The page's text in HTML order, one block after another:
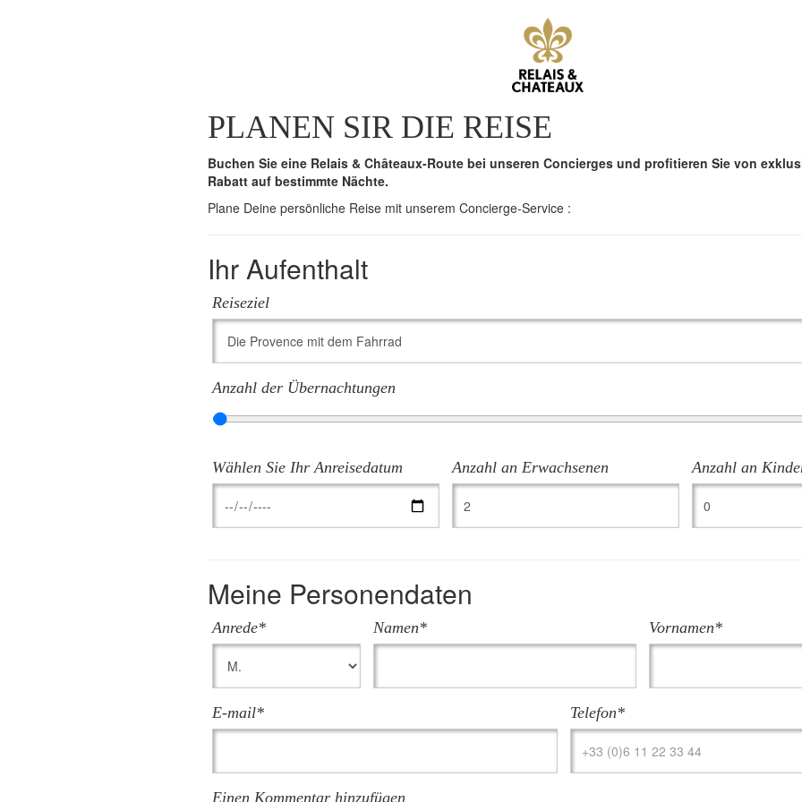
PLANEN SIR DIE REISE
Buchen Sie eine Relais & Châteaux-Route bei unseren Concierges und profitieren Sie von
Rabatt auf bestimmte Nächte.
Plane Deine persönliche Reise mit unserem Concierge-Service :
Ihr Aufenthalt
Reiseziel
Anzahl der Übernachtungen
Wählen Sie Ihr Anreisedatum Anzahl an Erwachsenen Anzahl an
Meine Personendaten
Anrede* Namen* Vornamen*
E-mail* Telefon*
Einen Kommentar hinzufügen